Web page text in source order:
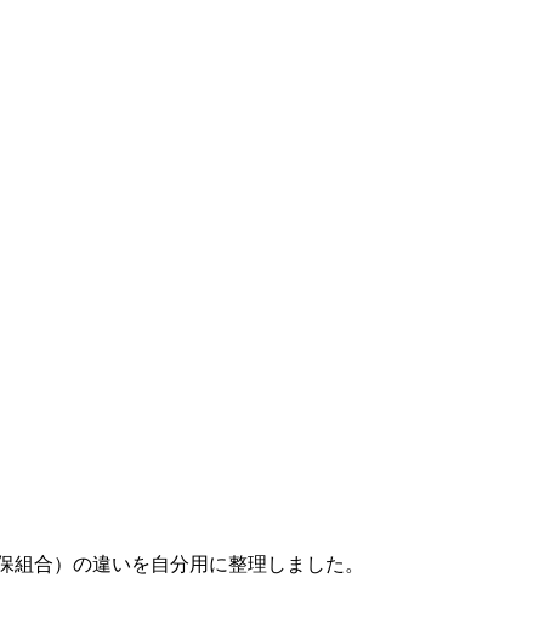
合）の違いを自分用に整理しました。